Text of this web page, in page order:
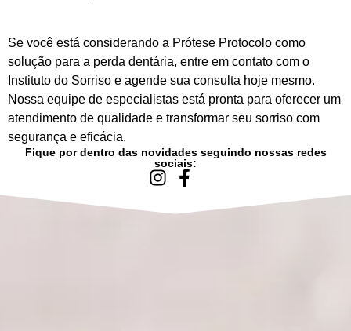
Se você está considerando a Prótese Protocolo como
solução para a perda dentária, entre em contato com o
Instituto do Sorriso e agende sua consulta hoje mesmo.
Nossa equipe de especialistas está pronta para oferecer um
atendimento de qualidade e transformar seu sorriso com
segurança e eficácia.
Fique por dentro das novidades seguindo nossas redes
sociais: